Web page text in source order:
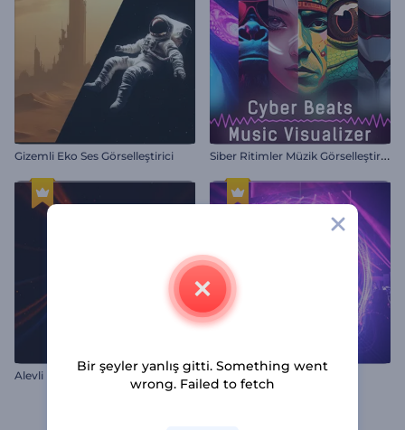
Gizemli Eko Ses Görselleştirici S
iber Ritimler Müzik Görselleştirici
Alevli Işınlar Müzik Görselleştirici Elektrik Atımlı Ekolalyzır
Bir şeyler yanlış gitti. Something went
wrong. Failed to fetch